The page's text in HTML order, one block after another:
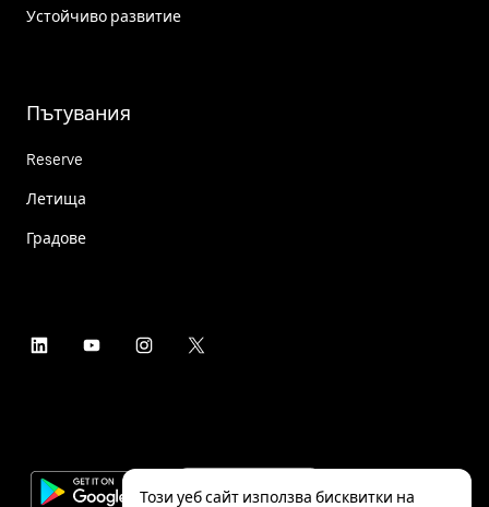
Устойчиво развитие
Пътувания
Reserve
Летища
Градове
Този уеб сайт използва бисквитки на